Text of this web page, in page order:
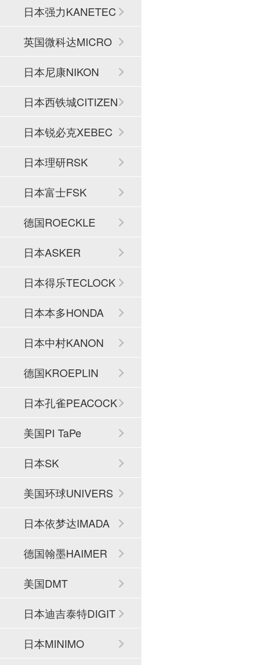
日本强力KANETEC
英国微科达MICRO
SET
日本尼康NIKON
日本西铁城CITIZEN
日本锐必克XEBEC
日本理研RSK
日本富士FSK
德国ROECKLE
日本ASKER
日本得乐TECLOCK
日本本多HONDA
日本中村KANON
德国KROEPLIN
日本孔雀PEACOCK
美国PI TaPe
日本SK
美国环球UNIVERS
AL
日本依梦达IMADA
德国翰墨HAIMER
美国DMT
日本迪吉泰特DIGIT
ECH
日本MINIMO